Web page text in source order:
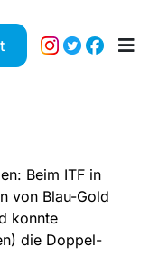
Beim ITF in
von Blau-Gold
konnte
die Doppel-